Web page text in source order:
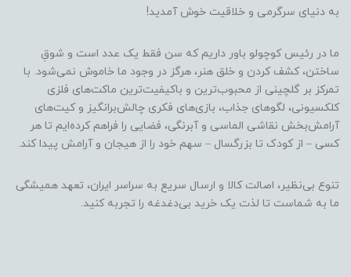
به دنیای سرگرمی و خلاقیت خوش آمدید!
ما در رئیس کوچولو باور داریم که سن فقط یک عدد است و شوقِ
ساختن، کشف کردن و خلق هنر، هرگز در وجود ما خاموش نمی‌شود. با
تمرکز بر گلچینی از محبوب‌ترین و باکیفیت‌ترین ماکت‌های فلزی
کلکسیونی، لگوهای جذاب، بازی‌های فکری چالش‌برانگیز و کیت‌های
آرامش‌بخش نقاشی الماسی و آبرنگی، فضایی را فراهم کرده‌ایم تا هر
کسی – از کودک تا بزرگسال – سهم خود را از هیجان و آرامش پیدا کند.
تنوع بی‌نظیر، اصالت کالا و ارسال سریع به سراسر ایران، تعهد همیشگی
ما به شماست تا لذت یک خرید بی‌دغدغه را تجربه کنید.